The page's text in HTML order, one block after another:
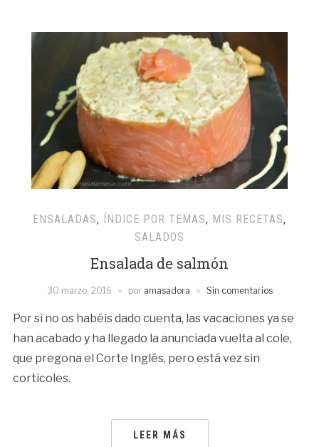
ENSALADAS, ÍNDICE POR TEMAS, MIS RECETAS,
SALADOS
Ensalada de salmón
30 marzo, 2016 por amasadora Sin comentarios
Por si no os habéis dado cuenta, las vacaciones ya se
han acabado y ha llegado la anunciada vuelta al cole,
que pregona el Corte Inglés, pero está vez sin
corticoles.
LEER MÁS